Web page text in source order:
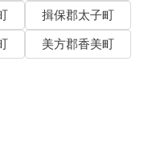
揖保郡太子町
美方郡香美町